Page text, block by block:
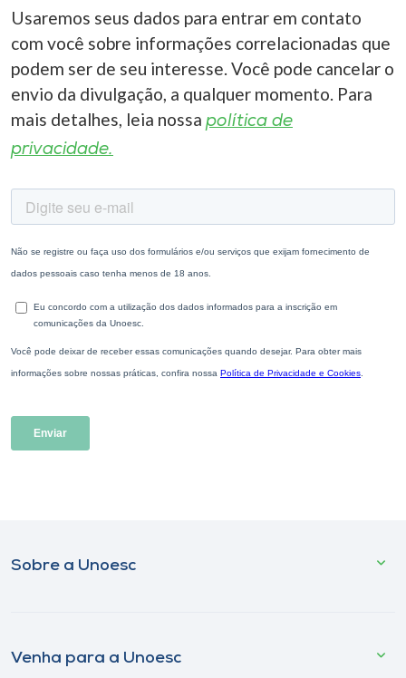
Usaremos seus dados para entrar em contato
com você sobre informações correlacionadas que
podem ser de seu interesse. Você pode cancelar o
envio da divulgação, a qualquer momento. Para
mais detalhes, leia nossa política de
privacidade.
Sobre a Unoesc
Venha para a Unoesc